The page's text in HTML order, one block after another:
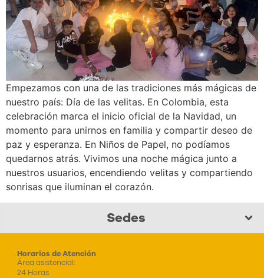
Empezamos con una de las tradiciones más mágicas de
nuestro país: Día de las velitas. En Colombia, esta
celebración marca el inicio oficial de la Navidad, un
momento para unirnos en familia y compartir deseo de
paz y esperanza. En Niños de Papel, no podíamos
quedarnos atrás. Vivimos una noche mágica junto a
nuestros usuarios, encendiendo velitas y compartiendo
sonrisas que iluminan el corazón.
Sedes
Horarios de Atención
Área asistencial:
24 Horas